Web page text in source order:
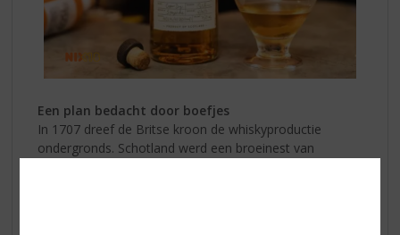
Een plan bedacht door boefjes
In 1707 dreef de Britse kroon de whiskyproductie
ondergronds. Schotland werd een broeinest van